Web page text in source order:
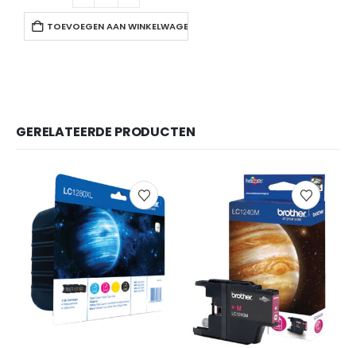
TOEVOEGEN AAN WINKELWAGEN
GERELATEERDE PRODUCTEN